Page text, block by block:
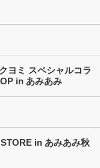
ヨミ スペシャルコラ
in あみあみ
in あみあみ秋